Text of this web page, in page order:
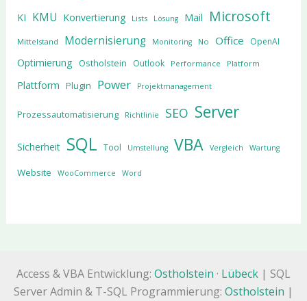
KI KMU Konvertierung Lists Lösung Mail Microsoft
Mittelstand Modernisierung Monitoring No Office OpenAI
Optimierung Ostholstein Outlook Performance Platform
Plattform Plugin Power Projektmanagement
Prozessautomatisierung Richtlinie SEO Server
Sicherheit SQL Tool Umstellung VBA Vergleich Wartung
Website WooCommerce Word
Access & VBA Entwicklung: Ostholstein · Lübeck | SQL
Server Admin & T-SQL Programmierung: Ostholstein |